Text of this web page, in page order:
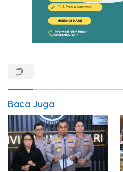
Baca Juga